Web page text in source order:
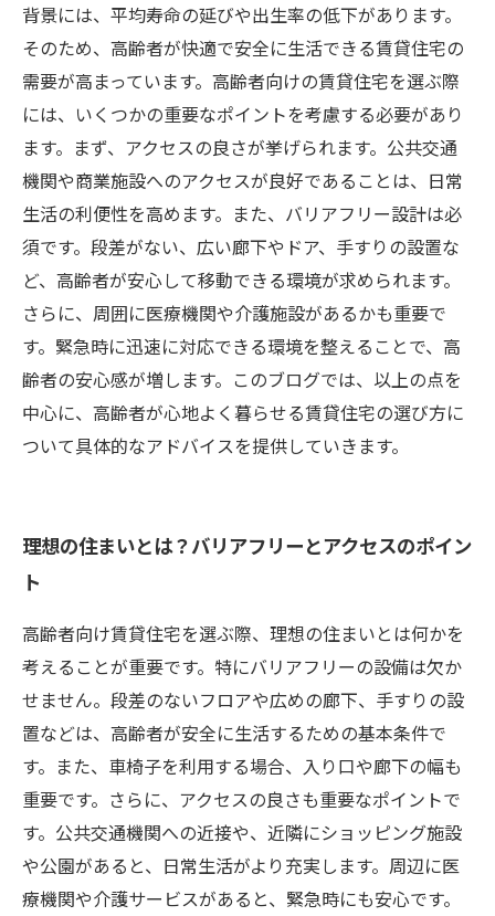
背景には、平均寿命の延びや出生率の低下があります。
そのため、高齢者が快適で安全に生活できる賃貸住宅の
需要が高まっています。高齢者向けの賃貸住宅を選ぶ際
には、いくつかの重要なポイントを考慮する必要があり
ます。まず、アクセスの良さが挙げられます。公共交通
機関や商業施設へのアクセスが良好であることは、日常
生活の利便性を高めます。また、バリアフリー設計は必
須です。段差がない、広い廊下やドア、手すりの設置な
ど、高齢者が安心して移動できる環境が求められます。
さらに、周囲に医療機関や介護施設があるかも重要で
す。緊急時に迅速に対応できる環境を整えることで、高
齢者の安心感が増します。このブログでは、以上の点を
中心に、高齢者が心地よく暮らせる賃貸住宅の選び方に
ついて具体的なアドバイスを提供していきます。
理想の住まいとは？バリアフリーとアクセスのポイン
ト
高齢者向け賃貸住宅を選ぶ際、理想の住まいとは何かを
考えることが重要です。特にバリアフリーの設備は欠か
せません。段差のないフロアや広めの廊下、手すりの設
置などは、高齢者が安全に生活するための基本条件で
す。また、車椅子を利用する場合、入り口や廊下の幅も
重要です。さらに、アクセスの良さも重要なポイントで
す。公共交通機関への近接や、近隣にショッピング施設
や公園があると、日常生活がより充実します。周辺に医
療機関や介護サービスがあると、緊急時にも安心です。